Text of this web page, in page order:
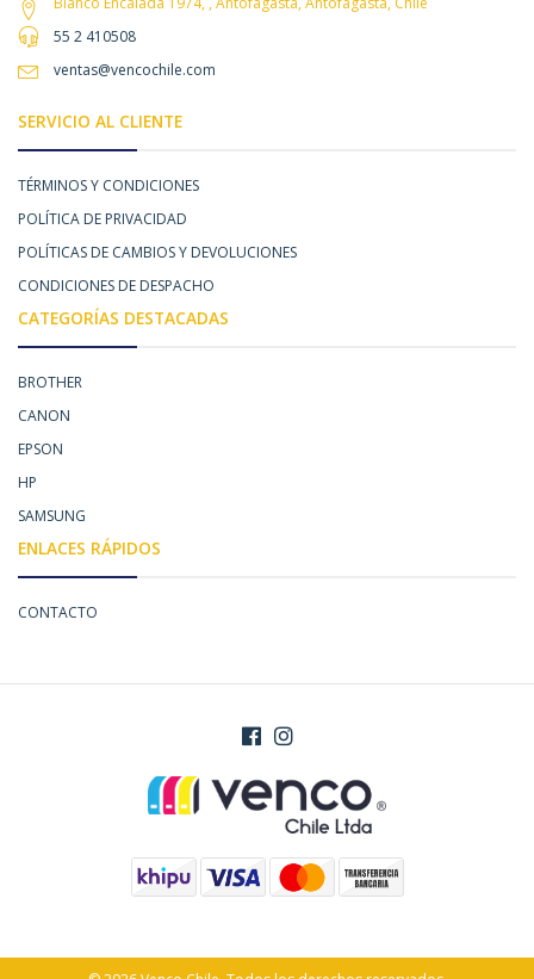
55 2 410508
ventas@vencochile.com
SERVICIO AL CLIENTE
TÉRMINOS Y CONDICIONES
POLÍTICA DE PRIVACIDAD
POLÍTICAS DE CAMBIOS Y DEVOLUCIONES
CONDICIONES DE DESPACHO
CATEGORÍAS DESTACADAS
BROTHER
CANON
EPSON
HP
SAMSUNG
ENLACES RÁPIDOS
CONTACTO